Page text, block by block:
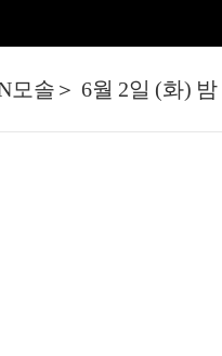
솔＞ 6월 2일 (화) 밤